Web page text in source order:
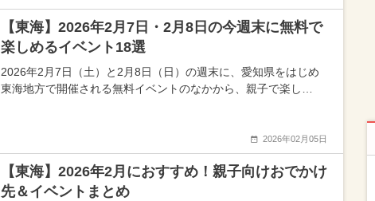
【東海】2026年2月7日・2月8日の今週末に無料で
楽しめるイベント18選
2026年2月7日（土）と2月8日（日）の週末に、愛知県をはじめ
東海地方で開催される無料イベントのなかから、親子で楽し…
2026年02月05日
【東海】2026年2月におすすめ！親子向けおでかけ
先＆イベントまとめ